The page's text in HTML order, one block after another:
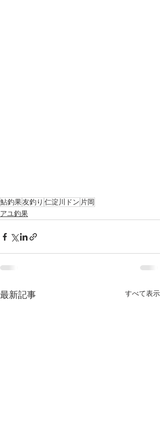
鮎釣果友釣り 仁淀川ドン 片岡
アユ釣果
最新記事 すべて表示